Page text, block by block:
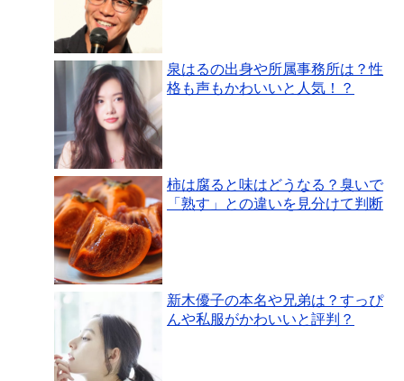
泉はるの出身や所属事務所は？性
格も声もかわいいと人気！？
柿は腐ると味はどうなる？臭いで
「熟す」との違いを見分けて判断
新木優子の本名や兄弟は？すっぴ
んや私服がかわいいと評判？